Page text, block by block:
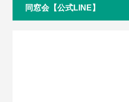
同窓会【公式LINE】